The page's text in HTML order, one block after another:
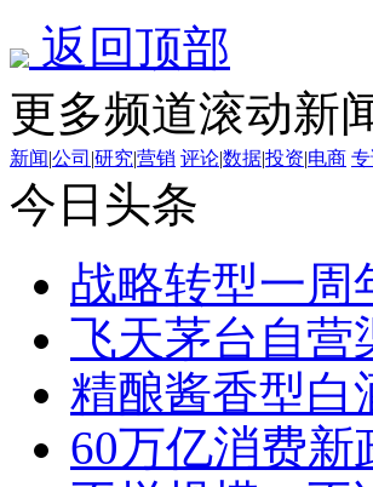
返回顶部
更多频道滚动新
新闻|公司 |研究|营销 评论|数据|投资|电商
今日头条
战略转型一周
飞天茅台自营
精酿酱香型白
60万亿消费新